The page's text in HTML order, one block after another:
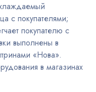
с покупателями;
покупателю с
выполнены в
«Нова».
в магазинах